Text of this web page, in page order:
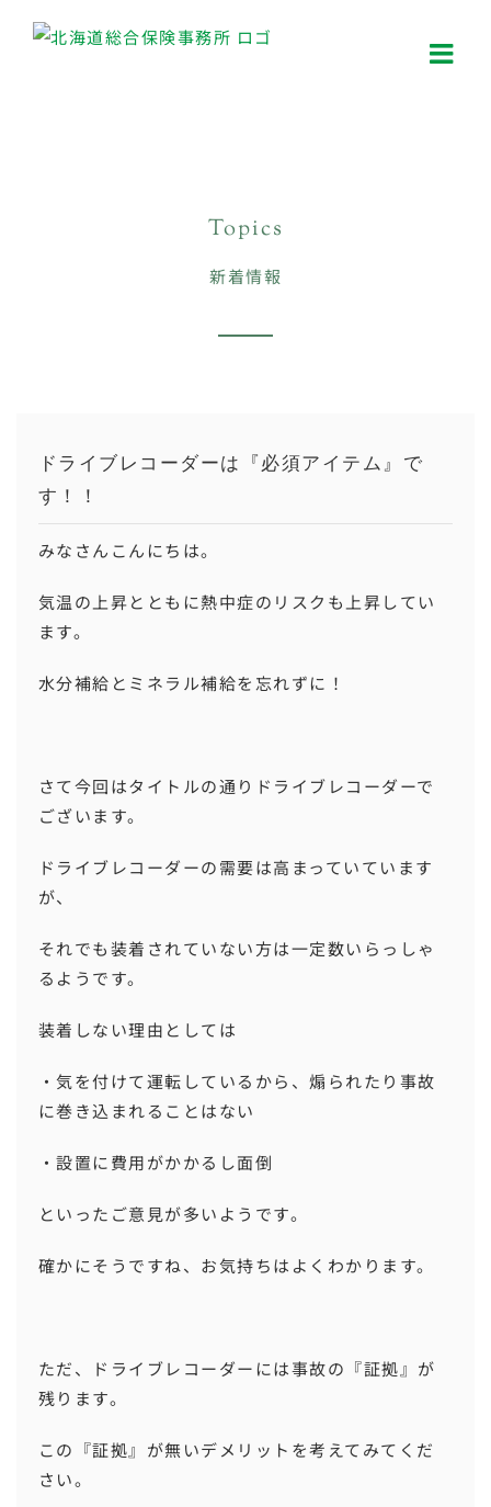
Topics
新着情報
ドライブレコーダーは『必須アイテム』で
す！！
みなさんこんにちは。
気温の上昇とともに熱中症のリスクも上昇してい
ます。
水分補給とミネラル補給を忘れずに！
さて今回はタイトルの通りドライブレコーダーで
ございます。
ドライブレコーダーの需要は高まっていています
が、
それでも装着されていない方は一定数いらっしゃ
るようです。
装着しない理由としては
・気を付けて運転しているから、煽られたり事故
に巻き込まれることはない
・設置に費用がかかるし面倒
といったご意見が多いようです。
確かにそうですね、お気持ちはよくわかります。
ただ、ドライブレコーダーには事故の『証拠』が
残ります。
この『証拠』が無いデメリットを考えてみてくだ
さい。